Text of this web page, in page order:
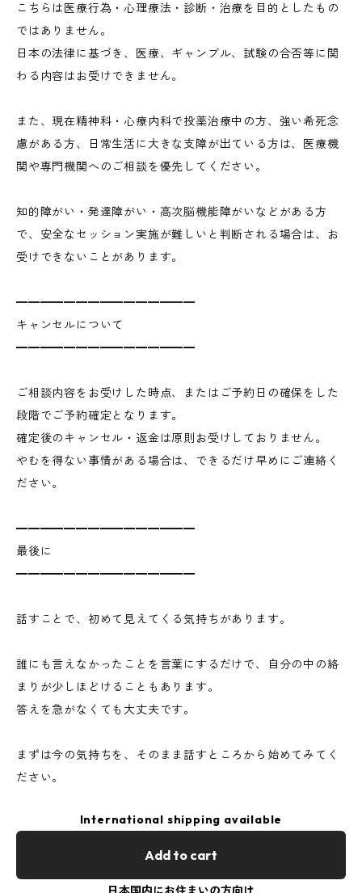
こちらは医療行為・心理療法・診断・治療を目的としたもの
ではありません。
日本の法律に基づき、医療、ギャンブル、試験の合否等に関
わる内容はお受けできません。
また、現在精神科・心療内科で投薬治療中の方、強い希死念
慮がある方、日常生活に大きな支障が出ている方は、医療機
関や専門機関へのご相談を優先してください。
知的障がい・発達障がい・高次脳機能障がいなどがある方
で、安全なセッション実施が難しいと判断される場合は、お
受けできないことがあります。
━━━━━━━━━━━━━━━
キャンセルについて
━━━━━━━━━━━━━━━
ご相談内容をお受けした時点、またはご予約日の確保をした
段階でご予約確定となります。
確定後のキャンセル・返金は原則お受けしておりません。
やむを得ない事情がある場合は、できるだけ早めにご連絡く
ださい。
━━━━━━━━━━━━━━━
最後に
━━━━━━━━━━━━━━━
話すことで、初めて見えてくる気持ちがあります。
誰にも言えなかったことを言葉にするだけで、自分の中の絡
まりが少しほどけることもあります。
答えを急がなくても大丈夫です。
まずは今の気持ちを、そのまま話すところから始めてみてく
ださい。
International shipping available
Add to cart